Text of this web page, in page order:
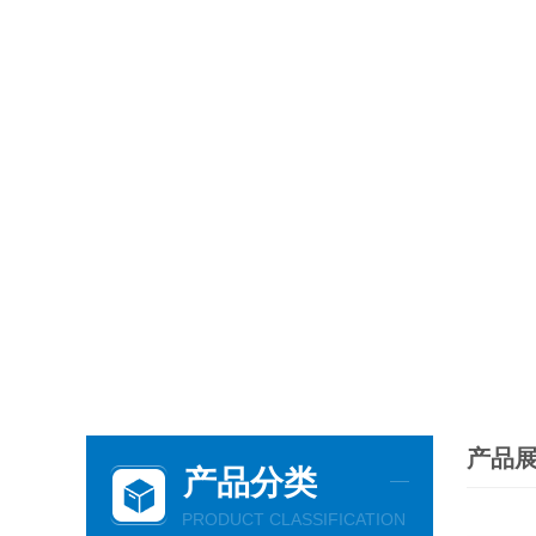
产品分类
PRODUCT CLASSIFICATION
产品